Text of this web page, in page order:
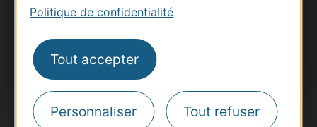
Politique de confidentialité
Tout accepter
Personnaliser Tout refuser
Pros d'Occitanie
Voyagistes
Destination Sport
Inscrivez-vous à la lettre d'information
Destination Occitanie pour recevoir des
suggestions de séjours, de visites et de sorties.